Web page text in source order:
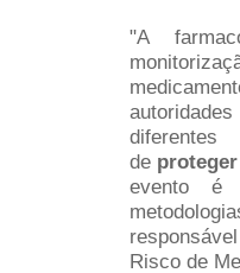
"A
diferentes
de
evento é
Risco de